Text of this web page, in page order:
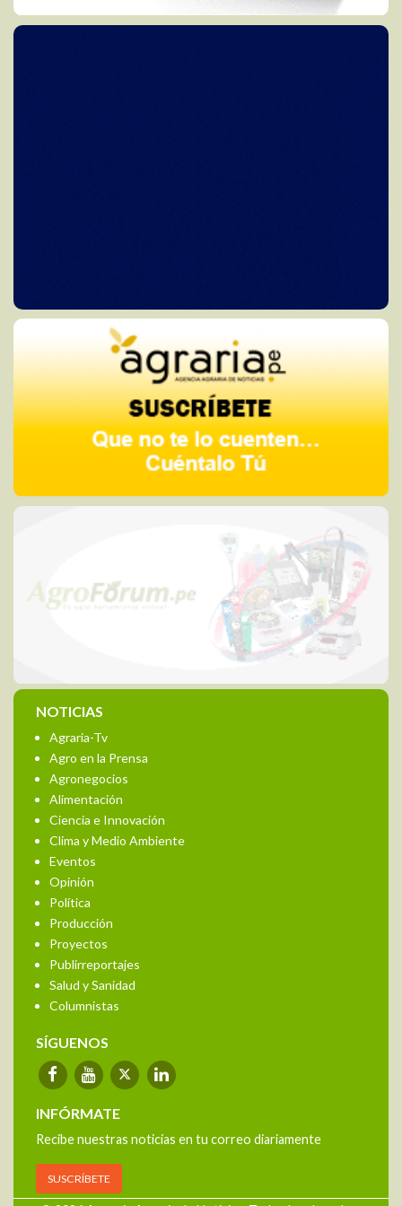
NOTICIAS
Agraria-Tv
Agro en la Prensa
Agronegocios
Alimentación
Ciencia e Innovación
Clima y Medio Ambiente
Eventos
Opinión
Política
Producción
Proyectos
Publirreportajes
Salud y Sanidad
Columnistas
SÍGUENOS
INFÓRMATE
Recibe nuestras noticias en tu correo diariamente
SUSCRÍBETE